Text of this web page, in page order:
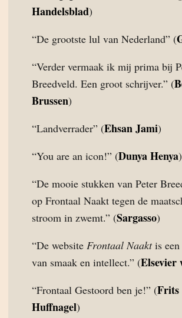
Handelsblad)
“De grootste lul van Nederland” (
“Verder vermaak ik mij prima bij
Breedveld. Een groot schrijver.” (
Brussen)
“Landverrader” (Ehsan Jami)
“You are an icon!” (Dunya Henya)
“De mooie stukken van Peter
op Frontaal Naakt tegen de
stroom in zwemt.” (Sargasso)
“De website Frontaal Naaktis een
van smaak en intellect.” (Elsevier
“Frontaal Gestoord ben je!” (Frits
Huffnagel)